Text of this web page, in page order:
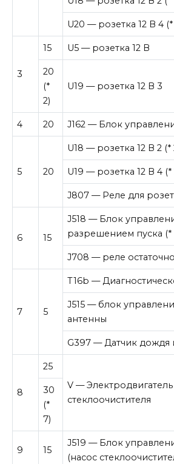
U20 — розетка 12 В 4 (*
3
15 U5 — розетка 12 В
20
(*
2)
U19 — розетка 12 В 3
4 20 J162 — Блок
5 20
U18 — розетка 12 В 2 (*
U19 — розетка 12 В 4 (*
J807 — Реле для
6 15
J518 — Блок
разрешением пуска (*
J708 — реле
7 5
T16b —
J515 — блок
антенны
G397 — Датчик дождя
8
25
V — Электродвигатель
стеклоочистителя
30
(*
7)
9 15
J519 — Блок
(насос